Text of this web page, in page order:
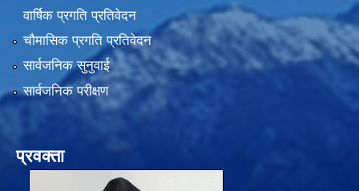
वार्षिक प्रगति प्रतिवेदन
चौमासिक प्रगति प्रतिवेदन
सार्वजनिक सुनुवाई
सार्वजनिक परीक्षण
प्रवक्ता